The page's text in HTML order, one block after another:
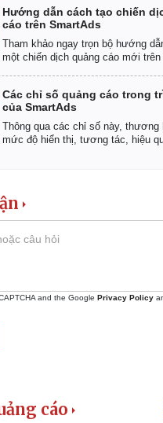
Chứng
Hướng dẫn cách tạo chiến
cáo trên SmartAds
Tham khảo ngay trọn bộ hướng
một chiến dịch quảng cáo mới trên
Các chỉ số quảng cáo trong
của SmartAds
Thông qua các chỉ số này, thương
mức độ hiển thị, tương tác, hiệu
and the Google Privacy Policy